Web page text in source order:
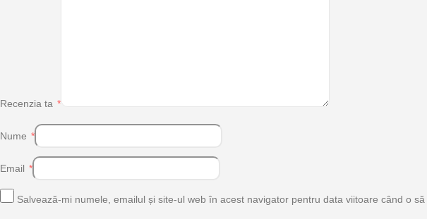
Recenzia ta *
Nume *
Email *
Salvează-mi numele, emailul și site-ul web în acest navigator pentru data viitoare când o